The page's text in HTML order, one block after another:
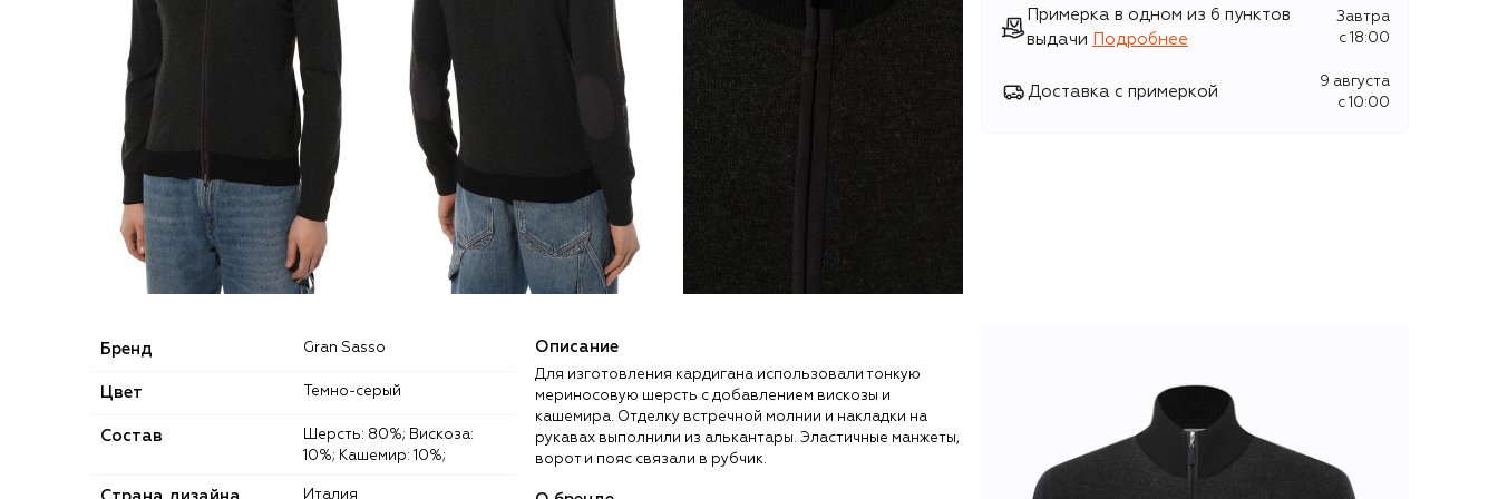
Примерка в одном из 6 пунктов
выдачи
Подробнее
Завтра
c 18:00
Доставка с примеркой
9 августа
c 10:00
Бренд Gran Sasso
Цвет Темно-серый
Состав
Шерсть: 80%; Вискоза:
10%; Кашемир: 10%;
Италия
Описание
Для изготовления кардигана использовали тонкую
мериносовую шерсть с добавлением вискозы и
кашемира. Отделку встречной молнии и накладки на
рукавах выполнили из алькантары. Эластичные манжеты,
ворот и пояс связали в рубчик.